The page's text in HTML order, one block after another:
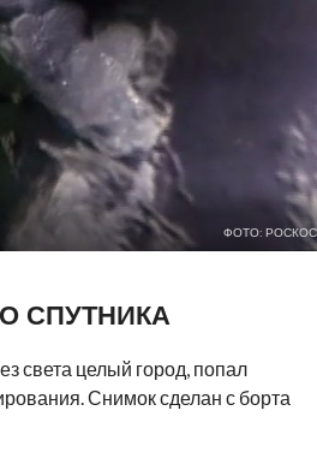
ФОТО:
СПУТНИКА
света целый город, попал
Снимок сделан с борта